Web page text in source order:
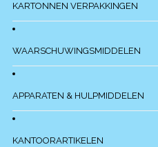
KARTONNEN VERPAKKINGEN
WAARSCHUWINGSMIDDELEN
APPARATEN & HULPMIDDELEN
KANTOORARTIKELEN